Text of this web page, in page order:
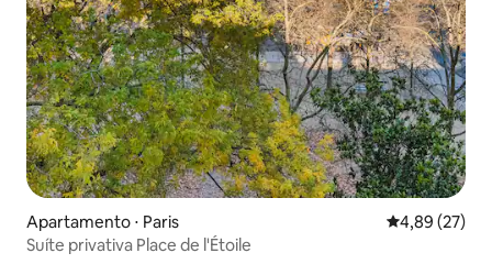
Apartamento ⋅ Paris 4,89 de uma
4,89 (27)
Suíte privativa Place de l'Étoile